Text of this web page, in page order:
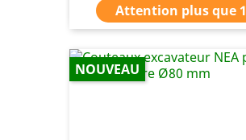
Attention plus que 1
NOUVEAU